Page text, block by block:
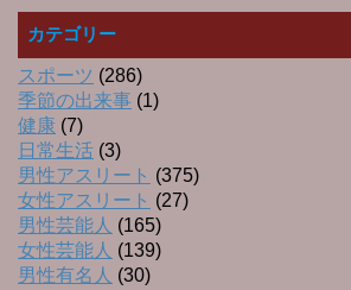
カテゴリー
スポーツ (286)
季節の出来事 (1)
健康 (7)
日常生活 (3)
男性アスリート (375)
女性アスリート (27)
男性芸能人 (165)
女性芸能人 (139)
男性有名人 (30)